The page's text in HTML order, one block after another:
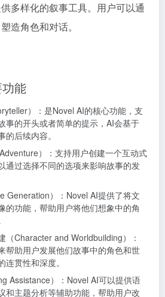
多样化的叙事工具。用户可以通
造角色和对话。
能
）：是Novel AI的核心功能，支
事的开头或者简单的提示，AI会基于
后续内容。
）：支持用户创建一个互动式
通过选择不同的选项来影响故事的发
Generation）：Novel AI提供了将文
的功能，帮助用户将他们想象中的角
（Character and Worldbuilding）：
帮助用户发展他们故事中的角色和世
贯性和深度。
Assistance）：Novel AI可以提供语
和主题分析等辅助功能，帮助用户改